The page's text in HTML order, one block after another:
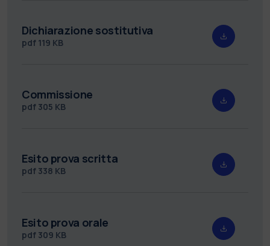
Dichiarazione sostitutiva
pdf 119 KB
Commissione
pdf 305 KB
Esito prova scritta
pdf 338 KB
Esito prova orale
pdf 309 KB